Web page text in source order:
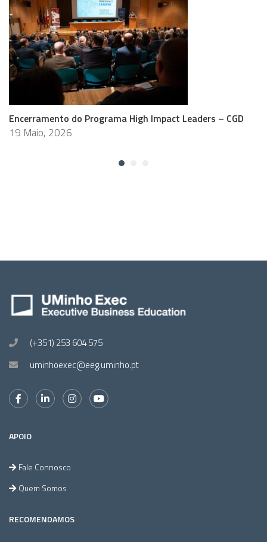
Encerramento do Programa High Impact Leaders – CGD
19 Maio, 2026
(+351) 253 604 575
uminhoexec@eeg.uminho.pt
APOIO
Fale Connosco
Quem Somos
RECOMENDAMOS